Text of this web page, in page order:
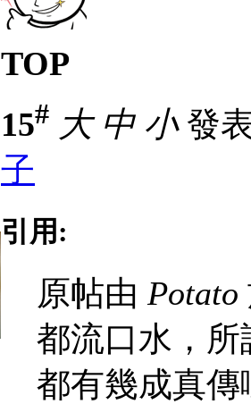
TOP
15# 大 中 小發
子
引用:
原帖由 Potato
都流口水，
都有幾成真傳